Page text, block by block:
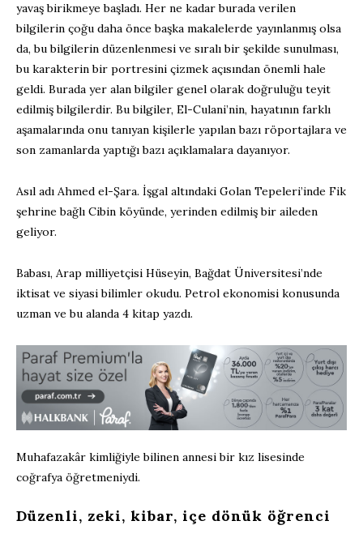
yavaş birikmeye başladı. Her ne kadar burada verilen
bilgilerin çoğu daha önce başka makalelerde yayınlanmış olsa
da, bu bilgilerin düzenlenmesi ve sıralı bir şekilde sunulması,
bu karakterin bir portresini çizmek açısından önemli hale
geldi. Burada yer alan bilgiler genel olarak doğruluğu teyit
edilmiş bilgilerdir. Bu bilgiler, El-Culani’nin, hayatının farklı
aşamalarında onu tanıyan kişilerle yapılan bazı röportajlara ve
son zamanlarda yaptığı bazı açıklamalara dayanıyor.
Asıl adı Ahmed el-Şara. İşgal altındaki Golan Tepeleri’inde Fik
şehrine bağlı Cibin köyünde, yerinden edilmiş bir aileden
geliyor.
Babası, Arap milliyetçisi Hüseyin, Bağdat Üniversitesi’nde
iktisat ve siyasi bilimler okudu. Petrol ekonomisi konusunda
uzman ve bu alanda 4 kitap yazdı.
Muhafazakâr kimliğiyle bilinen annesi bir kız lisesinde
coğrafya öğretmeniydi.
Düzenli, zeki, kibar, içe dönük öğrenci